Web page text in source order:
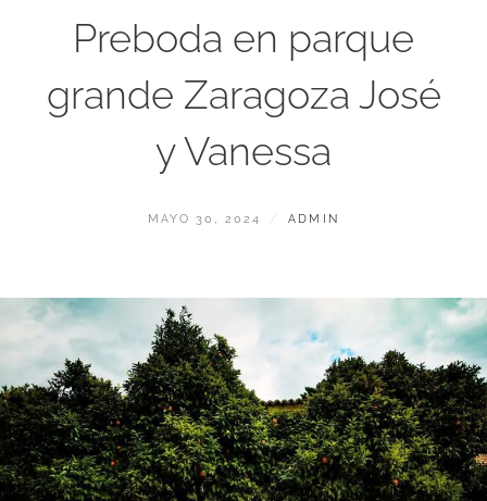
Preboda en parque
grande Zaragoza José
y Vanessa
PUBLICADO
MAYO 30, 2024 POR
ADMIN